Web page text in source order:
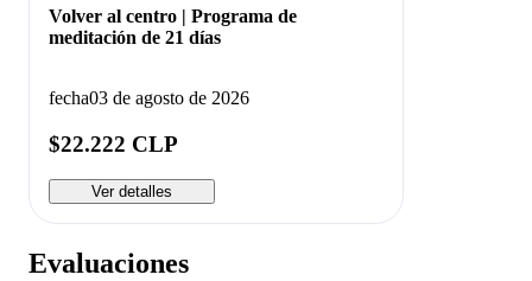
Volver al centro | Programa de
meditación de 21 días
fecha03 de agosto de 2026
$22.222 CLP
Ver detalles
Evaluaciones